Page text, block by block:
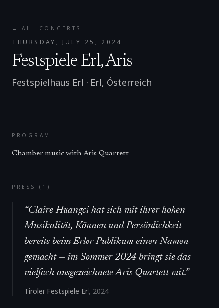
← ALL CONCERTS
THURSDAY, JULY 25, 2024
Festspiele Erl, Aris
Festspielhaus Erl · Erl, Österreich
PROGRAM
Chamber music with Aris Quartett
PRESS ( 1 )
“Claire Huangci hat sich mit ihrer hohen
Musikalität, Können und Persönlichkeit
bereits beim Erler Publikum einen Namen
gemacht — im Sommer 2024 bringt sie das
vielfach ausgezeichnete Aris Quartett mit.”
Tiroler Festspiele Erl, 2024